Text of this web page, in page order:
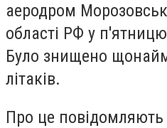
аеродром
області РФ у
Було знищено
літаків.
Про це